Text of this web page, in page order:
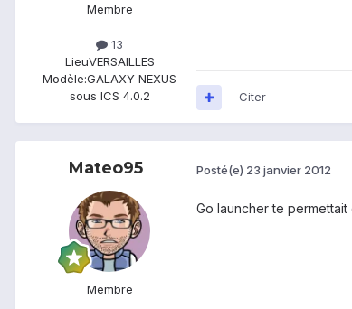
Membre
13
LieuVERSAILLES
Modèle:GALAXY NEXUS
sous ICS 4.0.2
Citer
Mateo95
Membre
Posté(e) 23 janvier 2012
Go launcher te